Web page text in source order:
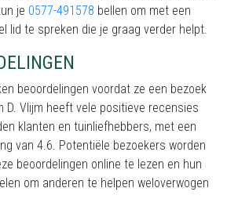
je 0577-491578 bellen om met een
lid te spreken die je graag verder helpt.
beoordelingen voordat ze een bezoek
D. Vlijm heeft vele positieve recensies
klanten en tuinliefhebbers, met een
van 4.6. Potentiële bezoekers worden
beoordelingen online te lezen en hun
om anderen te helpen weloverwogen